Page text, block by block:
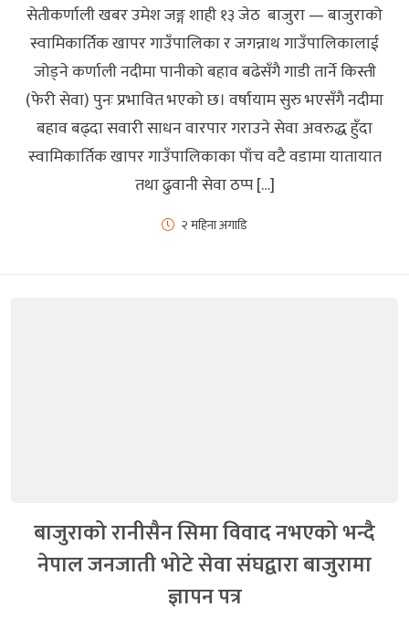
सेतीकर्णाली खबर उमेश जङ्ग शाही १३ जेठ बाजुरा — बाजुराको
स्वामिकार्तिक खापर गाउँपालिका र जगन्नाथ गाउँपालिकालाई
जोड्ने कर्णाली नदीमा पानीको बहाव बढेसँगै गाडी तार्ने किस्ती
(फेरी सेवा) पुनः प्रभावित भएको छ। वर्षायाम सुरु भएसँगै नदीमा
बहाव बढ्दा सवारी साधन वारपार गराउने सेवा अवरुद्ध हुँदा
स्वामिकार्तिक खापर गाउँपालिकाका पाँच वटै वडामा यातायात
तथा ढुवानी सेवा ठप्प […]
२ महिना अगाडि
बाजुराको रानीसैन सिमा विवाद नभएको भन्दै
नेपाल जनजाती भोटे सेवा संघद्वारा बाजुरामा
ज्ञापन पत्र